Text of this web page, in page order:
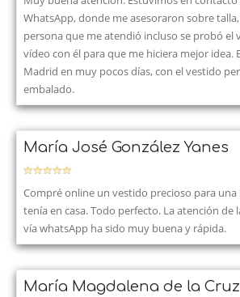
WhatsApp, donde me asesoraron sobre
persona que me atendió incluso se probó el
vídeo con él para que me hiciera mejor idea.
Madrid en muy pocos días, con el vestido
embalado.
María José González Yanes
Compré online un vestido precioso para una
tenía en casa. Todo perfecto. La atención de
vía whatsApp ha sido muy buena y rápida.
María Magdalena de la